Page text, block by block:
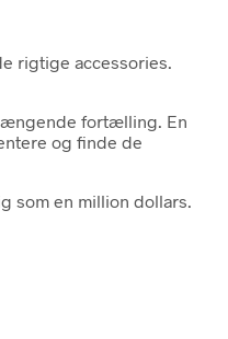
rigtige accessories.
fortælling. En
og finde de
som en million dollars.